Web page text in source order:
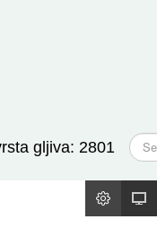
gljiva: 2801
T
r
ž